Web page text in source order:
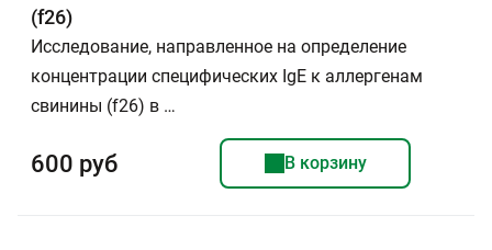
(f26)
Исследование, направленное на определение
концентрации специфических IgE к аллергенам
свинины (f26) в …
600 руб В корзину